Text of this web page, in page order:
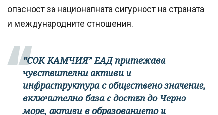
опасност за националната сигурност на страната
и международните отношения.
“СОК КАМЧИЯ” ЕАД притежава
чувствителни активи и
инфраструктура с обществено значение,
включително база с достъп до Черно
море, активи в образованието и